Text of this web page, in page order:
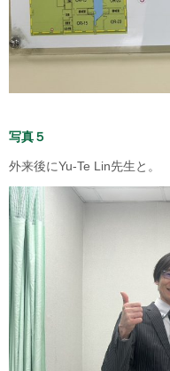
写真５
外来後にYu-Te Lin先生と。